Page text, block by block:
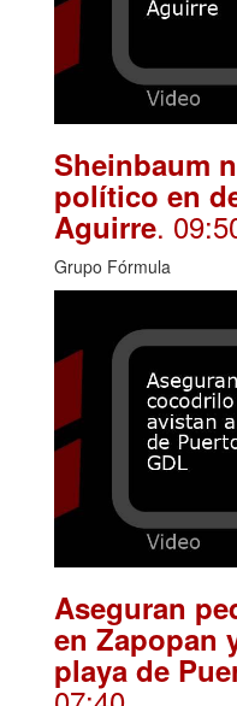
Sheinbaum
político en
Aguirre.
Grupo Fórmula
Aseguran
en Zapopan
playa de